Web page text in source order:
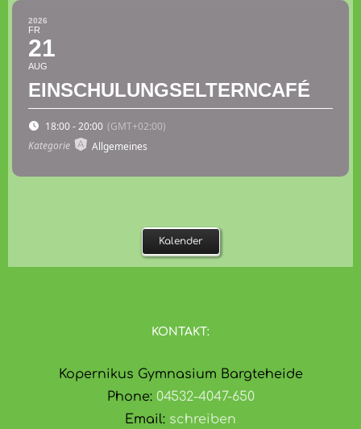
2026
FR
21
AUG
EINSCHULUNGSELTERNCAFÉ
18:00 - 20:00 (GMT+02:00)
Kategorie
Allgemeines
Kalender
KONTAKT:
Kopernikus Gymnasium Bargteheide
Phone: 04532-4047-650
Email: schreiben